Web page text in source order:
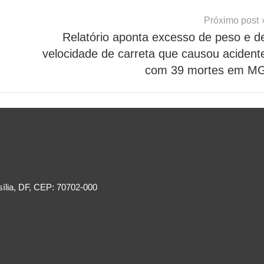
Próximo post
Relatório aponta excesso de peso e
velocidade de carreta que causou
com 39 mortes em
DF, CEP: 70702-000